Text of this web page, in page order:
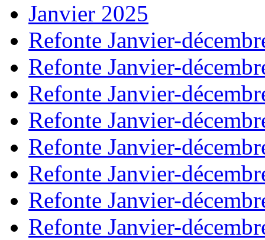
Janvier 2025
Refonte Janvier-
Refonte Janvier-
Refonte Janvier-
Refonte Janvier-
Refonte Janvier-
Refonte Janvier-
Refonte Janvier-
Refonte Janvier-